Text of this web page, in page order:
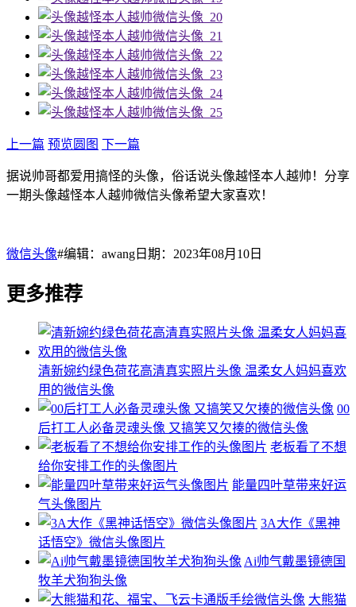
上一篇 预览圆图 下一篇
据说帅哥都爱用搞怪的头像，俗话说头像越怪本人越帅！分享
一期头像越怪本人越帅微信头像希望大家喜欢！
微信头像#编辑：awang日期：2023年08月10日
更多推荐
清新婉约绿色荷花高清真实照片头像 温柔女人妈妈喜欢
用的微信头像
00
后打工人必备灵魂头像 又搞笑又欠揍的微信头像
老板看了不想
给你安排工作的头像图片
能量四叶草带来好运
气头像图片
3A大作《黑神
话悟空》微信头像图片
Ai帅气戴墨镜德国
牧羊犬狗狗头像
大熊猫